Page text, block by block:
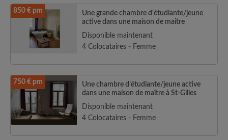
850 € pm
Une grande chambre d'étudiante/jeune
active dans une maison de maître
Disponible maintenant
4 Colocataires - Femme
750 € pm
Une chambre d’étudiante/jeune active
dans une maison de maître à St-Gilles
Disponible maintenant
4 Colocataires - Femme